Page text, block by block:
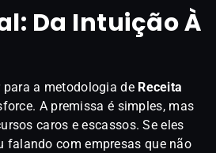
Da Intuição À
a metodologia de Receita
A premissa é simples, mas
caros e escassos. Se eles
falando com empresas que não